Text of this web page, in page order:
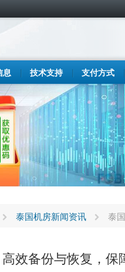
息 技术支持 支付方式
泰国机房新闻资讯 泰
效备份与恢复，保